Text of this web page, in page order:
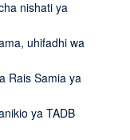
nishati ya
uhifadhi wa
Rais Samia ya
ya TADB